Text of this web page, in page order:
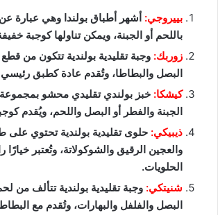
بييروجي: أشهر أطباق بولندا وهي عبارة
باللحم أو الجبنة، ويمكن تناولها كوجبة
زوربك: وجبة تقليدية بولندية تتكون من
البصل والبطاطا، وتُقدم عادة كطبق
كيشكا: خبز بولندي تقليدي محشو
الجبنة والفطر أو البصل واللحم، ويُقدم
ذيبيكي: حلوى تقليدية بولندية تحتوي على
والعجين الرقيق والشوكولاتة، وتُعتبر خيارًا
الحلويات.
شنيتكي: وجبة تقليدية بولندية تتألف من
البصل والفلفل والبهارات، وتُقدم مع